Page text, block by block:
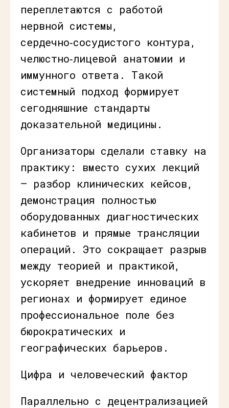
переплетаются с работой
нервной системы,
сердечно‑сосудистого контура,
челюстно‑лицевой анатомии и
иммунного ответа. Такой
системный подход формирует
сегодняшние стандарты
доказательной медицины.
Организаторы сделали ставку на
практику: вместо сухих лекций
— разбор клинических кейсов,
демонстрация полностью
оборудованных диагностических
кабинетов и прямые трансляции
операций. Это сокращает разрыв
между теорией и практикой,
ускоряет внедрение инноваций в
регионах и формирует единое
профессиональное поле без
бюрократических и
географических барьеров.
Цифра и человеческий фактор
Параллельно с децентрализацией